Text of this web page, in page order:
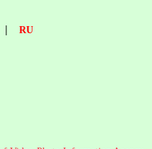
| RU